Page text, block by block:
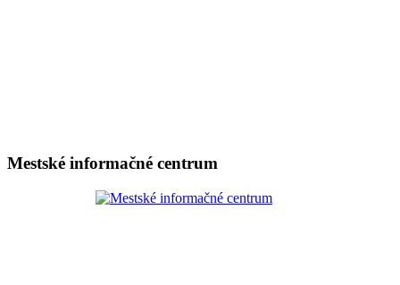
Mestské informačné centrum